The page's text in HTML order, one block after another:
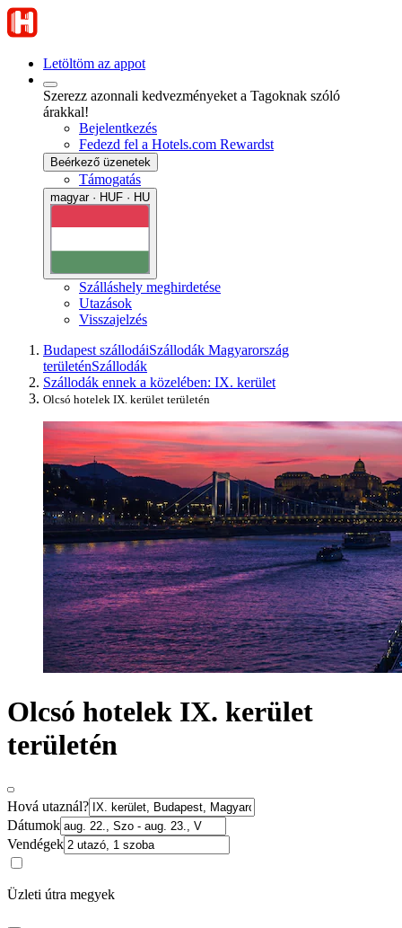
Letöltöm az appot
Szerezz azonnali kedvezményeket a Tagoknak szóló
árakkal!
Bejelentkezés
Fedezd fel a Hotels.com Rewardst
Beérkező üzenetek
Támogatás
magyar · HUF · HU
Szálláshely meghirdetése
Utazások
Visszajelzés
Budapest szállodáiSzállodák Magyarország
területénSzállodák
Szállodák ennek a közelében: IX. kerület
Olcsó hotelek IX. kerület területén
Olcsó hotelek IX. kerület
területén
Hová utaznál?
Dátumok
Vendégek
Üzleti útra megyek